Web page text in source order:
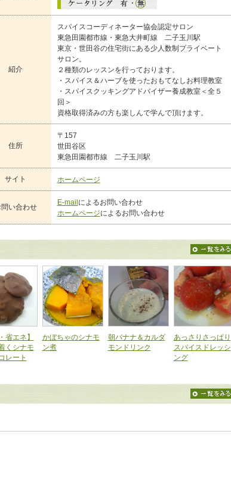
紹介
スパイスコーディネーター協会認定サロン
東急田園都市線・東急大井町線 二子玉川駅
東京・世田谷の住宅街にある少人数制プライベート
サロン。
２種類のレッスンを行っております。
・スパイス＆ハーブを使ったおもてなしお料理教室
・スパイスクッキングアドバイザー養成教室＜全５
回＞
資格取得済みの方も楽しんで学んで頂けます。
住所
〒157
世田谷区
東急田園都市線 二子玉川駅
サイト ホームページ
い合わせ
E-mail によるお問い合わせ
ホームページによるお問い合わせ
省エネ】
くシナモ
レート
かぼちゃのシナモ
ン煮
朝バナナ＆カルダ
モンドリンク
あっさりさっぱり
スパイスドレッシ
ング